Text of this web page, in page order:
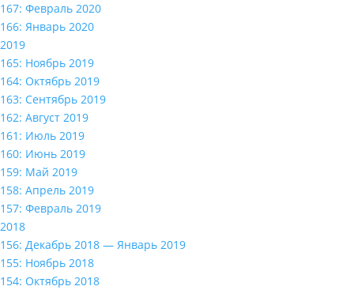
167: Февраль 2020
166: Январь 2020
2019
165: Ноябрь 2019
164: Октябрь 2019
163: Сентябрь 2019
162: Август 2019
161: Июль 2019
160: Июнь 2019
159: Май 2019
158: Апрель 2019
157: Февраль 2019
2018
156: Декабрь 2018 — Январь 2019
155: Ноябрь 2018
154: Октябрь 2018